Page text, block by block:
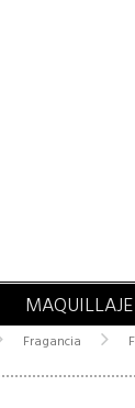
MAQUILLAJE
Fragancia